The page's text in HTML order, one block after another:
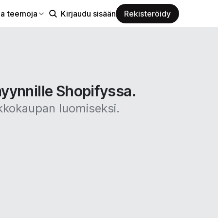
teemoja Kirjaudu sisään Rekisteröidy
Shopifyssa.
luomiseksi.